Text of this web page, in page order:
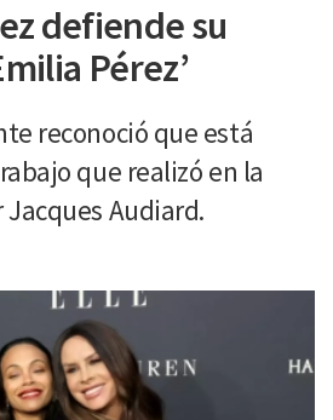
defiende su
Pérez’
reconoció que está
que realizó en la
Audiard.